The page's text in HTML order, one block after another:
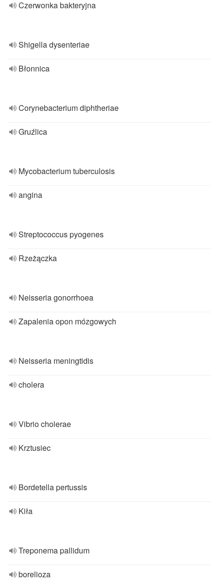
Czerwonka bakteryjna
Shigella dysenteriae
Błonnica
Corynebacterium diphtheriae
Gruźlica
Mycobacterium tuberculosis
angina
Streptococcus pyogenes
Rzeżączka
Neisseria gonorrhoea
Zapalenia opon mózgowych
Neisseria meningtidis
cholera
Vibrio cholerae
Krztusiec
Bordetella pertussis
Kiła
Treponema pallidum
borelioza